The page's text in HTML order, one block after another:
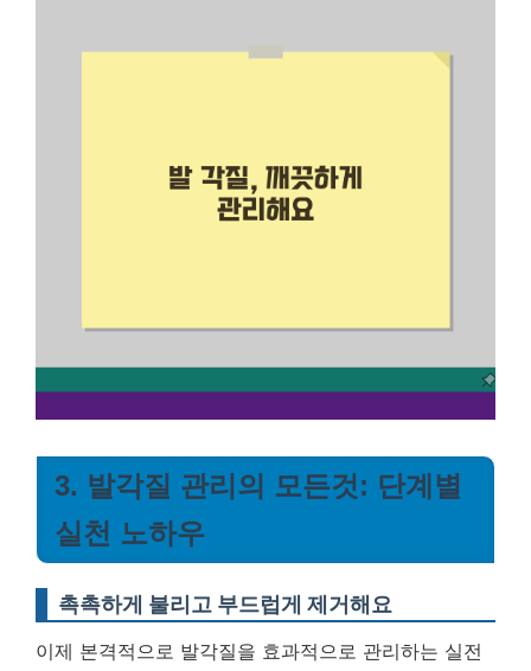
3. 발각질 관리의 모든것: 단계별
실천 노하우
촉촉하게 불리고 부드럽게 제거해요
이제 본격적으로 발각질을 효과적으로 관리하는 실전